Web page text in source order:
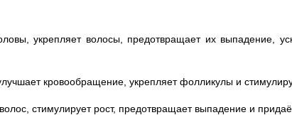
укрепляет волосы, предотвращает их выпадение,
кровообращение, укрепляет фолликулы и
стимулирует рост, предотвращает выпадение и